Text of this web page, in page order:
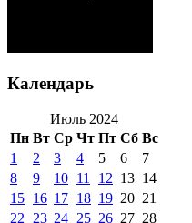
Календарь
Июль 2024
Пн Вт Ср Чт Пт Сб Вс
1
2 3 4 5 6
7
8
9 10 11 12 13 14
15 16 17 18 19 20 21
22
23 24 25 26 27 28